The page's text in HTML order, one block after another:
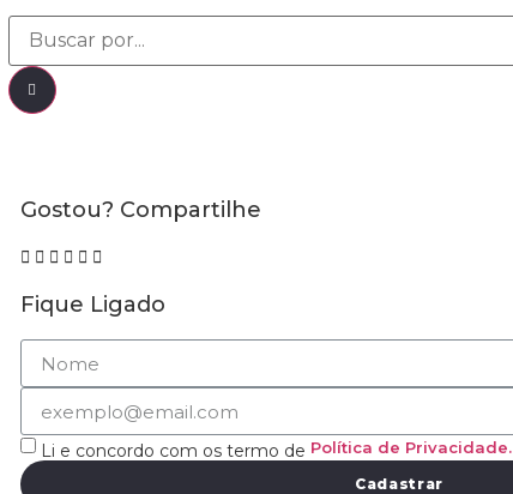
Gostou? Compartilhe
Fique Ligado
Li e concordo com os termo de Política de Privacidade.
Cadastrar